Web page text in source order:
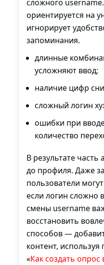
сложного
ориентируется на
игнорирует
запоминания.
длинные
усложняют ввод;
наличие цифр
сложный логин
ошибки при
количество
В результате часть
до профиля. Даже
пользователи
если логин сложно
смены username
восстановить
способов —
контент,
«Как создать